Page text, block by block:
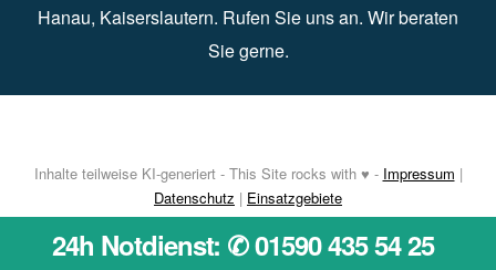
Hanau⁠, Kaiserslautern⁠⁠. Rufen Sie uns an. Wir beraten
Sie gerne.
Inhalte teilweise KI-generiert - This Site rocks with ♥ - Impressum |
Datenschutz | Einsatzgebiete
24h Notdienst: ✆ 01590 435 54 25